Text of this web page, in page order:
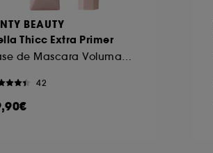
BEAUTY
Thicc Extra Primer
42